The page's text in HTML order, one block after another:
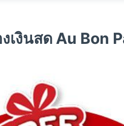
เงินสด Au Bon